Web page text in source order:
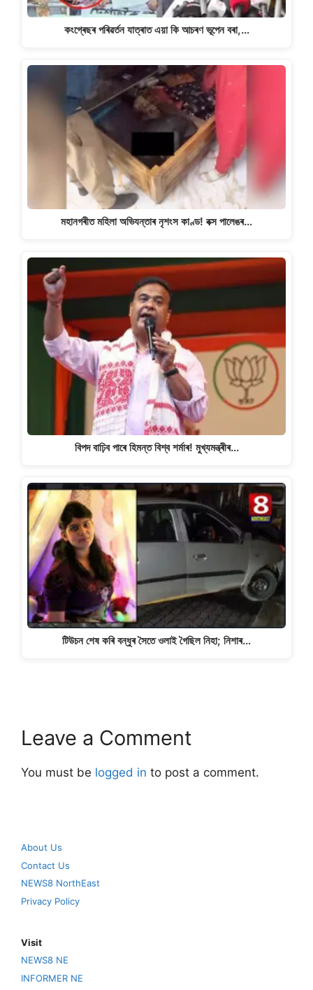
কংগ্ৰেছৰ পৰিৱৰ্তন যাত্ৰাত এয়া কি আচৰণ ভূপেন বৰা,…
মহানগৰীত মহিলা অভিযন্তাৰ নৃশংস কাণ্ড! বক্স পালেঙৰ…
বিপদ বাঢ়িব পাৰে হিমন্ত বিশ্ব শৰ্মাৰ! মুখ্যমন্ত্ৰীৰ…
টিউচন শেষ কৰি বন্ধুৰ সৈতে ওলাই গৈছিল নিহা; নিশাৰ…
Leave a Comment
You must be logged in to post a comment.
About Us
Contact Us
NEWS8 NorthEast
Privacy Policy
Visit
NEWS8 NE
INFORMER NE